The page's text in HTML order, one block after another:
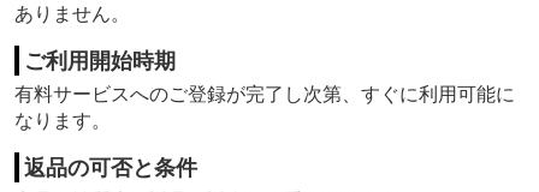
ありません。
ご利用開始時期
有料サービスへのご登録が完了し次第、すぐに利用可能に
なります。
返品の可否と条件